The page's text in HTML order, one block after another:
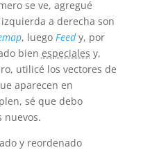
se ve, agregué
a derecha son
, luego Feedy, por
bien especiales y,
utilicé los vectores de
aparecen en
sé que debo
nuevos.
y reordenado